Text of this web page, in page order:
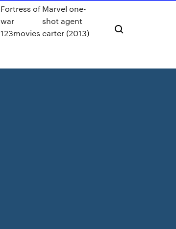
Fortress of
war
123movies
Marvel one-
shot agent
carter (2013)